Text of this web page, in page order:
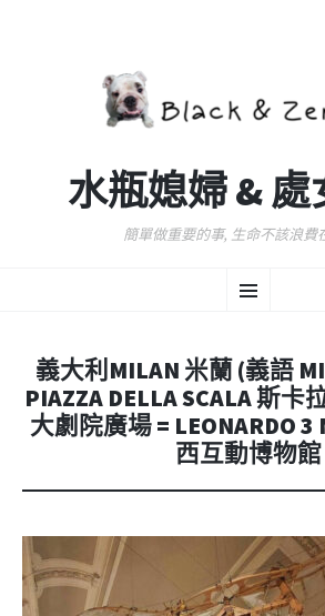
水瓶媳婦 & 處
簡單做重要的事, 生命不該浪費
選
至
容
義大利MILAN 米蘭 (義語
PIAZZA DELLA SCALA 斯卡
大劇院廣場 = LEONARDO 3
西互動博物館